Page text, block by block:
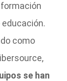
como
se han